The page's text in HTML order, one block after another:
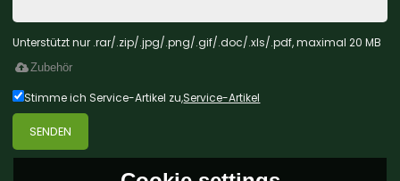
Unterstützt nur .rar/.zip/.jpg/.png/.gif/.doc/.xls/.pdf, maximal 20 MB
Zubehör
Stimme ich Service-Artikel zu,Service-Artikel
SENDEN